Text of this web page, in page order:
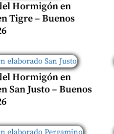
Hormigón en
Tigre – Buenos
Hormigón en
San Justo – Buenos